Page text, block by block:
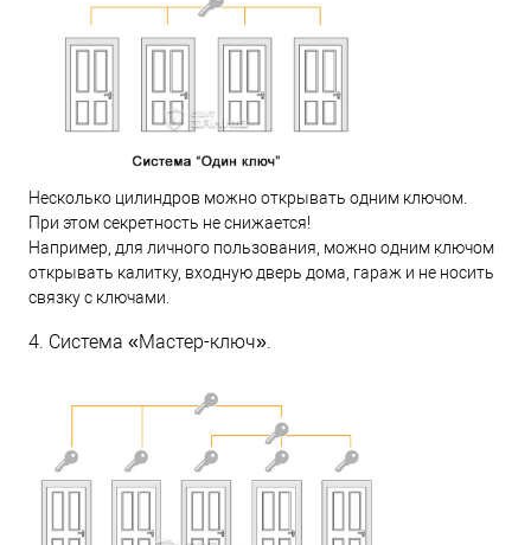
Несколько цилиндров можно открывать одним ключом.
При этом секретность не снижается!
Например, для личного пользования, можно одним ключом
открывать калитку, входную дверь дома, гараж и не носить
связку с ключами.
4. Система «Мастер-ключ».